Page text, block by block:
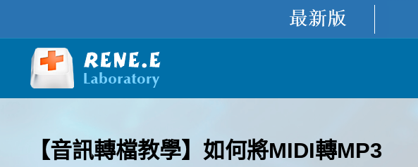
【音訊轉檔教學】如何將MIDI轉MP3